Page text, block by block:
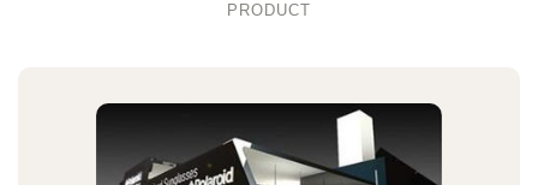
PRODUCT